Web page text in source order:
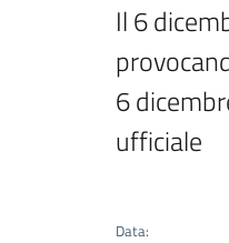
Il 6
6
ufficiale
Data: